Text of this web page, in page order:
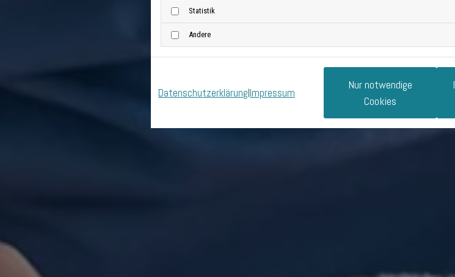
Statistik
Andere
Datenschutzerklärung|Impressum
Nur notwendige
Cookies